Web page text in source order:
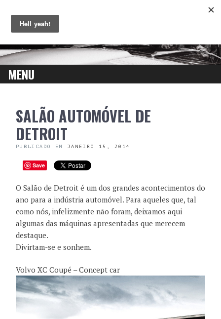
MENU
CONTENTSALÃO AUTOMÓVEL DE
DETROIT
PUBLICADO EM JANEIRO 15, 2014
Save
O Salão de Detroit é um dos grandes acontecimentos do
ano para a indústria automóvel. Para aqueles que, tal
como nós, infelizmente não foram, deixamos aqui
algumas das máquinas apresentadas que merecem
destaque.
Divirtam-se e sonhem.
Volvo XC Coupé – Concept car